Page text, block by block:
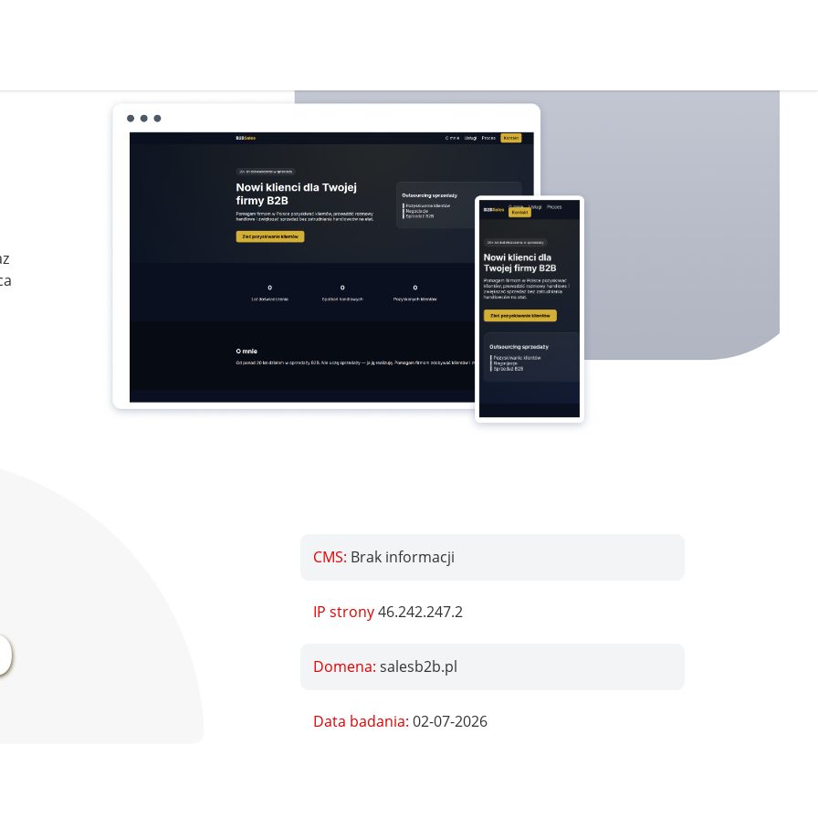
CMS: Brak informacji
IP strony46.242.247.2
Domena: salesb2b.pl
Data badania: 02-07-2026